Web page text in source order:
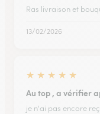
Ras livraison et
13/02/2026
★ ★ ★ ★ ★
Au top , a vérifier
je n'ai pas encore